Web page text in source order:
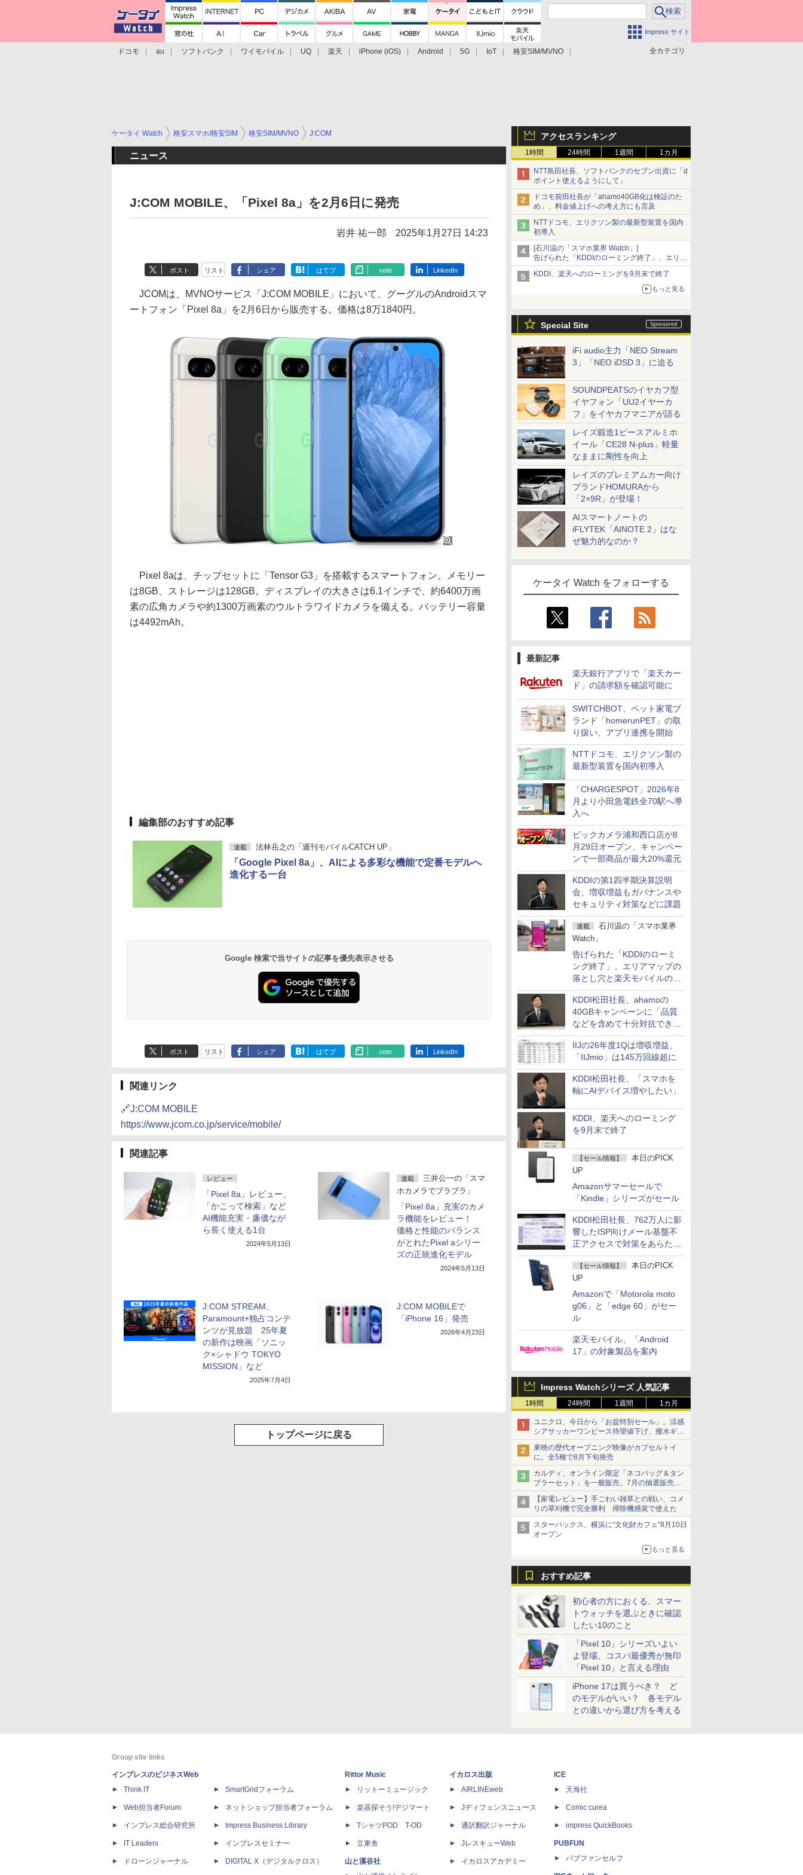
Impress サイト
全カテゴリ
ドコモ au ソフトバンク ワイモバイル UQ 楽天 iPhone (iOS) Android 5G IoT
格安SIM/MVNO
アクセスランキング
1時間 24時間 1週間 1カ月
NTT島田社長、ソフトバンクのセブン出資に「d
ポイント使えるようにして」
ドコモ前田社長が「ahamo40GB化は検証のた
め」、料金値上げへの考え方にも言及
NTTドコモ、エリクソン製の最新型装置を国内
初導入
[石川温の「スマホ業界 Watch」]
告げられた「KDDIのローミング終了」、エリア
マップの落とし穴と楽天モバイルの課題
KDDI、楽天へのローミングを9月末で終了
もっと見る
Special Site
iFi audio主力「NEO Stream
3」「NEO iDSD 3」に迫る
SOUNDPEATSのイヤカフ型
イヤフォン「UU2イヤーカ
フ」をイヤカフマニアが語る
レイズ鍛造1ピースアルミホ
イール「CE28 N-plus」軽量
なままに剛性を向上
レイズのプレミアムカー向け
ブランドHOMURAから
「2×9R」が登場！
AIスマートノートの
iFLYTEK「AINOTE 2」はな
ぜ魅力的なのか？
ケータイ Watch をフォローする
最新記事
楽天銀行アプリで「楽天カー
ド」の請求額を確認可能に
SWITCHBOT、ペット家電ブ
ランド「homerunPET」の取
り扱い、アプリ連携を開始
NTTドコモ、エリクソン製の
最新型装置を国内初導入
「CHARGESPOT」2026年8
月より小田急電鉄全70駅へ導
入へ
ビックカメラ浦和西口店が8
月29日オープン、キャンペー
ンで一部商品が最大20%還元
KDDIの第1四半期決算説明
会、増収増益もガバナンスや
セキュリティ対策などに課題
連載
石川温の「スマホ業界
Watch」
告げられた「KDDIのローミ
ング終了」、エリアマップの
落とし穴と楽天モバイルの課
題
KDDI松田社長、ahamoの
40GBキャンペーンに「品質
などを含めて十分対抗でき
る」
IIJの26年度1Qは増収増益、
「IIJmio」は145万回線超に
KDDI松田社長、「スマホを
軸にAIデバイス増やしたい」
KDDI、楽天へのローミング
を9月末で終了
【セール情報】
本日のPICK
UP
Amazonサマーセールで
「Kindle」シリーズがセール
KDDI松田社長、762万人に影
響したISP向けメール基盤不
正アクセスで対策をあらため
て説明
【セール情報】
本日のPICK
UP
Amazonで「Motorola moto
g06」と「edge 60」がセー
ル
楽天モバイル、「Android
17」の対象製品を案内
Impress Watchシリーズ 人気記事
1時間 24時間 1週間 1カ月
ユニクロ、今日から「お盆特別セール」。涼感
シアサッカーワンピース待望値下げ、撥水ギア
ショーツは1990円に
東映の歴代オープニング映像がカプセルトイ
に。全5種で8月下旬発売
カルディ、オンライン限定「ネコバッグ＆タン
ブラーセット」を一般販売。7月の抽選販売の
当選無効分
【家電レビュー】手ごわい雑草との戦い、コメ
リの草刈機で完全勝利 掃除機感覚で使えた
スターバックス、横浜に“文化財カフェ”8月10日
オープン
もっと見る
おすすめ記事
初心者の方におくる、スマー
トウォッチを選ぶときに確認
したい10のこと
「Pixel 10」シリーズいよい
よ登場、コスパ最優秀が無印
「Pixel 10」と言える理由
iPhone 17は買うべき？ ど
のモデルがいい？ 各モデル
との違いから選び方を考える
ケータイ Watch 格安スマホ/格安SIM 格安SIM/MVNO J:COM
ニュース
J:COM MOBILE、「Pixel 8a」を2月6日に発売
岩井 祐一郎 2025年1月27日 14:23
ポスト リスト シェア はてブ note LinkedIn
JCOMは、MVNOサービス「J:COM MOBILE」において、グーグルのAndroidスマ
ートフォン「Pixel 8a」を2月6日から販売する。価格は8万1840円。
Pixel 8aは、チップセットに「Tensor G3」を搭載するスマートフォン。メモリー
は8GB、ストレージは128GB。ディスプレイの大きさは6.1インチで、約6400万画
素の広角カメラや約1300万画素のウルトラワイドカメラを備える。バッテリー容量
は4492mAh。
編集部のおすすめ記事
連載 法林岳之の「週刊モバイルCATCH UP」
「Google Pixel 8a」、AIによる多彩な機能で定番モデルへ
進化する一台
Google 検索で当サイトの記事を優先表示させる
ポスト リスト シェア はてブ note LinkedIn
関連リンク
🔗J:COM MOBILE
https://www.jcom.co.jp/service/mobile/
関連記事
レビュー
「Pixel 8a」レビュー、
「かこって検索」など
AI機能充実・廉価なが
ら長く使える1台
2024年5月13日
連載
三井公一の「スマ
ホカメラでブラブラ」
「Pixel 8a」充実のカメ
ラ機能をレビュー！
価格と性能のバランス
がとれたPixel aシリー
ズの正統進化モデル
2024年5月13日
J:COM STREAM、
Paramount+独占コンテ
ンツが見放題 25年夏
の新作は映画「ソニッ
ク×シャドウ TOKYO
MISSION」など
2025年7月4日
J:COM MOBILEで
「iPhone 16」発売
2026年4月23日
トップページに戻る
Group site links
インプレスのビジネスWeb
Think IT
Web担当者Forum
インプレス総合研究所
IT Leaders
ドローンジャーナル
SmartGridフォーラム
ネットショップ担当者フォーラム
Impress Business Library
インプレスセミナー
DIGITAL X（デジタルクロス）
Rittor Music
リットーミュージック
楽器探そう!デジマート
TシャツPOD T-OD
立東舎
山と溪谷社
イカロス出版
AIRLINEweb
Jディフェンスニュース
通訳翻訳ジャーナル
JレスキューWeb
イカロスアカデミー
ICE
天海社
Comic curea
impress QuickBooks
PUBFUN
パブファンセルフ